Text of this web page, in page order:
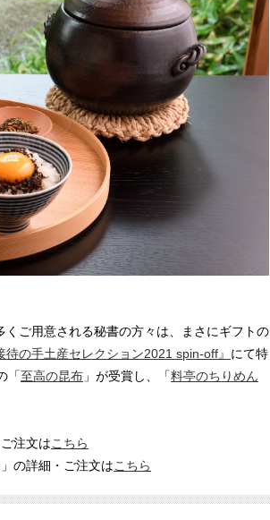
ご用意される秘書の方々は、まさにギフトの
待の手土産セレクション2021 spin-off』 にて特
「至高の昆布 」が受賞し、「料亭のちりめん
注文はこちら
の詳細・ご注文はこちら